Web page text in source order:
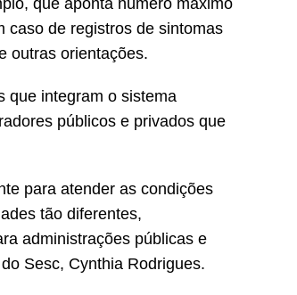
que aponta número máximo
caso de registros de sintomas
outras orientações.
que integram o sistema
públicos e privados que
para atender as condições
tão diferentes,
administrações públicas e
Sesc, Cynthia Rodrigues.